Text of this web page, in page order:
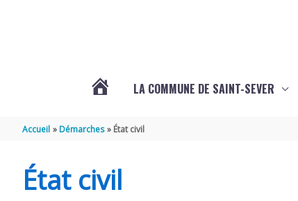
LA COMMUNE DE SAINT-SEVER
Accueil Démarches État civil
État civil